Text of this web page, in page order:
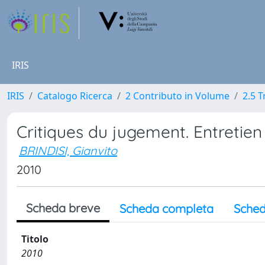
IRIS
IRIS Catalogo Ricerca 2 Contributo in Volume 2.5
Critiques du jugement.
BRINDISI, Gianvito
2010
Scheda breve Scheda completa
Titolo
2010